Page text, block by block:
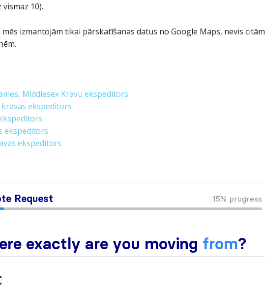
10).
mēs izmantojām tikai pārskatīšanas datus no Google Maps, nevis citām
Middlesex Kravu ekspeditors
ekspeditors
ekspeditors
ekspeditors